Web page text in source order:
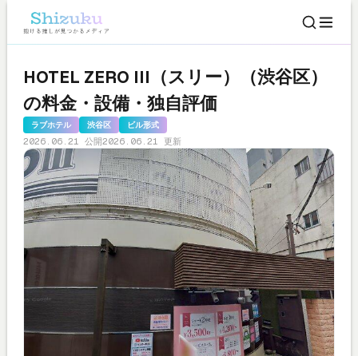
HOTEL ZERO III（スリー）（渋谷区）
の料金・設備・独自評価
ラブホテル 渋谷区 ビル形式
2026.06.21 公開2026.06.21 更新